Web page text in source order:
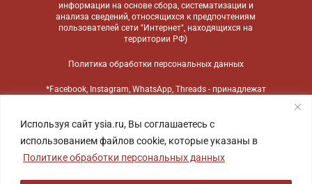
Используя сайт ysia.ru, Вы соглашаетесь с
использованием файлов cookie, которые указаны в
Политике обработки персональных данных
информации на основе сбора, систематизации и
анализа сведений, относящихся к предпочтениям
пользователей сети "Интернет", находящихся на
территории РФ)
Политика обработки персональных данных
*Facebook, Instagram, WhatsApp, Threads - принадлежат